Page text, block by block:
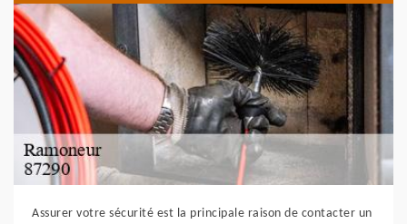
Assurer votre sécurité est la principale raison de contacter un